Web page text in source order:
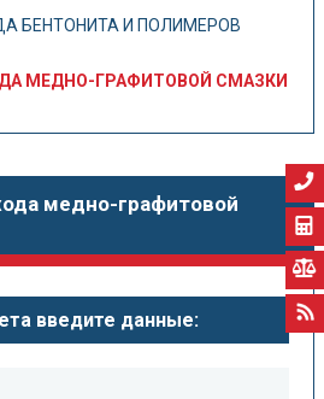
БЕНТОНИТА И ПОЛИМЕРОВ
МЕДНО-ГРАФИТОВОЙ СМАЗКИ
медно-графитовой
введите данные: